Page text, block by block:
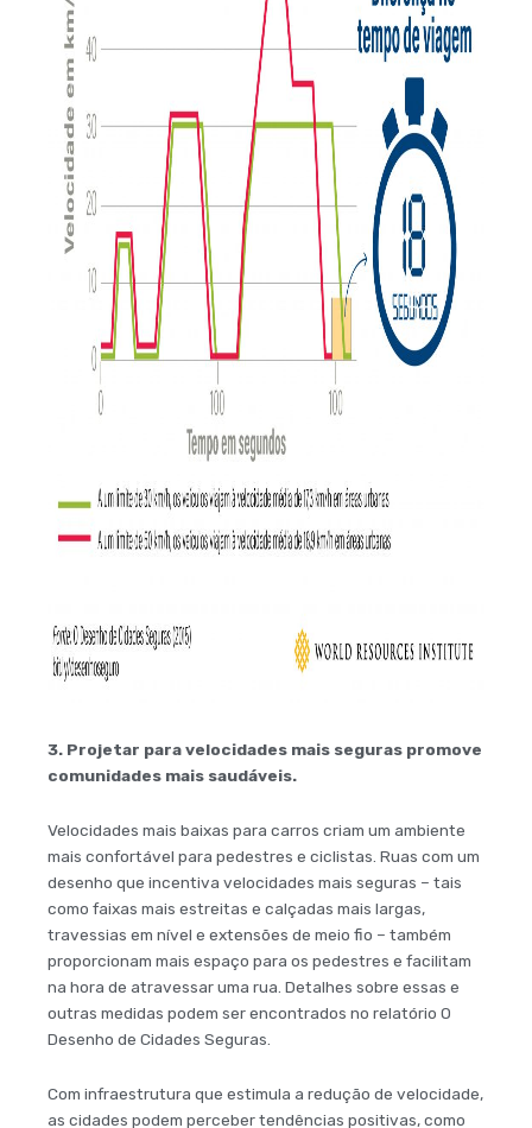
3. Projetar para velocidades mais seguras promove
comunidades mais saudáveis.
Velocidades mais baixas para carros criam um ambiente
mais confortável para pedestres e ciclistas. Ruas com um
desenho que incentiva velocidades mais seguras – tais
como faixas mais estreitas e calçadas mais largas,
travessias em nível e extensões de meio fio – também
proporcionam mais espaço para os pedestres e facilitam
na hora de atravessar uma rua. Detalhes sobre essas e
outras medidas podem ser encontrados no relatório O
Desenho de Cidades Seguras.
Com infraestrutura que estimula a redução de velocidade,
as cidades podem perceber tendências positivas, como